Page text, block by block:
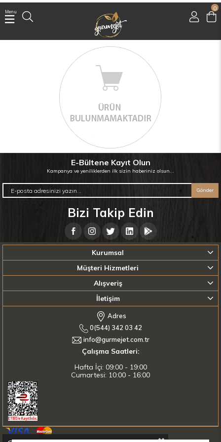
0
Menu
Üye Ol
Facebook İle Bağlan
Google İle Bağlan
E-Bültene Kayıt Olun
Kampanya ve yeniliklerden ilk sizin haberiniz olsun...
Gönder
Bizi Takip Edin
Kurumsal
Müşteri Hizmetleri
Alışveriş
İletişim
Adres
0(544) 342 03 42
info@gurmejet.com.tr
Çalışma Saatleri:
Hafta İçi: 09:00 - 19:00
Cumartesi: 10:00 - 16:00